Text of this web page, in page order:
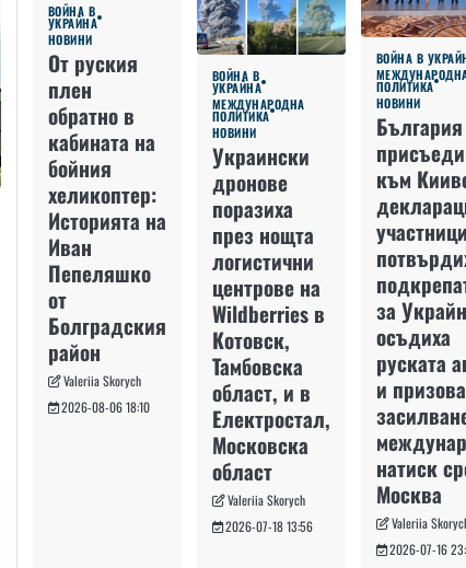
ВОЙНА В
УКРАЙНА
НОВИНИ
От руския
плен
обратно в
кабината на
бойния
хеликоптер:
Историята на
Иван
Пепеляшко
от
Болградския
район
Valeriia Skorych
2026-08-06 18:10
ВОЙНА В
УКРАЙНА
МЕЖДУНАРОДНА
ПОЛИТИКА
НОВИНИ
Украински
дронове
поразиха
през нощта
логистични
центрове на
Wildberries в
Котовск,
Тамбовска
област, и в
Електростал,
Московска
област
Valeriia Skorych
2026-07-18 13:56
ВОЙНА В
ПОЛИТИКА
НОВИНИ
към
за
осъдиха
руската
и
натиск
Москва
Valeriia
2026-07-16